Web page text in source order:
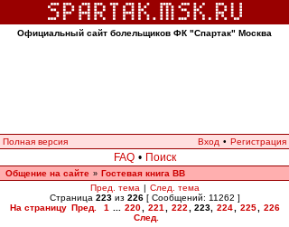
Официальный сайт болельщиков ФК "Спартак" Москва
Полная версия Вход • Регистрация
FAQ • Поиск
Общение на сайте » Гостевая книга ВВ
Пред. тема | След. тема
Страница 223из 226[ Сообщений: 11262 ]
На страницу Пред. 1 220 221 222 223, 224 225
226
След.